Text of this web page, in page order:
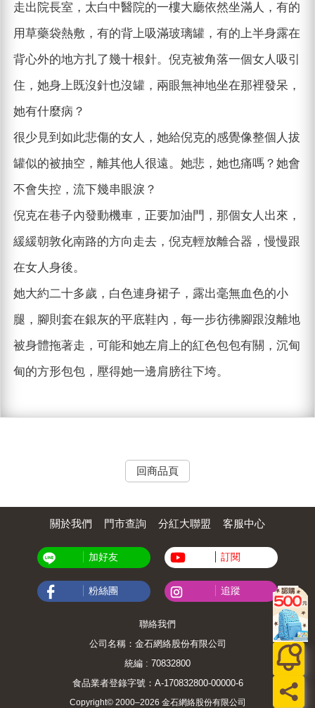
走出院長室，太白中醫院的一樓大廳依然坐滿人，有的
用草藥袋熱敷，有的背上吸滿玻璃罐，有的上半身露在
背心外的地方扎了幾十根針。倪克被角落一個女人吸引
住，她身上既沒針也沒罐，兩眼無神地坐在那裡發呆，
她有什麼病？
很少見到如此悲傷的女人，她給倪克的感覺像整個人拔
罐似的被抽空，離其他人很遠。她悲，她也痛嗎？她會
不會失控，流下幾串眼淚？
倪克在巷子內發動機車，正要加油門，那個女人出來，
緩緩朝敦化南路的方向走去，倪克輕放離合器，慢慢跟
在女人身後。
她大約二十多歲，白色連身裙子，露出毫無血色的小
腿，腳則套在銀灰的平底鞋內，每一步彷彿腳跟沒離地
被身體拖著走，可能和她左肩上的紅色包包有關，沉甸
甸的方形包包，壓得她一邊肩膀往下垮。
回商品頁
關於我們 門市查詢 分紅大聯盟 客服中心
加好友 訂閱
粉絲團 追蹤
聯絡我們
公司名稱：金石網絡股份有限公司
統編 : 70832800
食品業者登錄字號：A-170832800-00000-6
Copyright© 2000–2026 金石網絡股份有限公司